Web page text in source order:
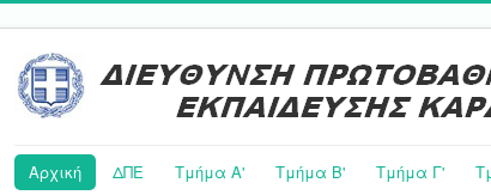
Αρχική ΔΠΕ Τμήμα Α' Τμήμα Β' Τμήμα Γ'